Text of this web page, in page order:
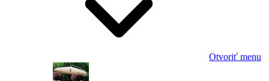
Otvoriť menu